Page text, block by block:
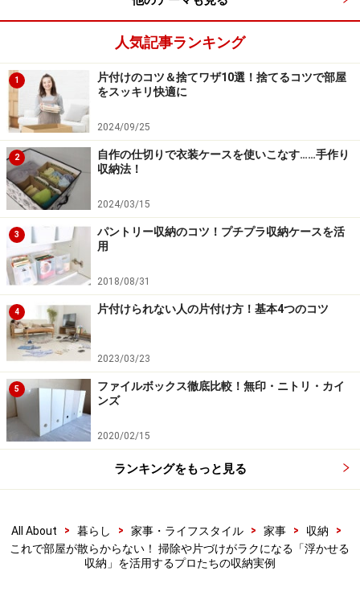
つっぱり棒2本と布で作ったテーブル下のハンモック収
納にボックスティッシュなどを入れたり、バッグハンガ
ーを利用してミニそうじセットを吊り下げておけば、テ
ーブルの上もすっきり片付くでしょう。
マグネットを活用して散乱を防ぐ
脇のスペースに余裕があれば、厚みのあるペーパータオルの
指定席に
オール100円。デスクでは充電用ケーブルやペン、テーブル
ではリモコンやスマートフォンなどの、散らばりやすい小物
を整理整頓。スプーンやフォーク、調味料にも
マグネット式のグッズを使って浮かせる収納に活用した
いのがキッチンの冷蔵庫。扉によってはマグネットがき
かない機種もあるのですが、側面なら利用できたりしま
す。冷蔵庫の脇に空いているわずかなすき間に、鍋つか
みやエプロンなどの必需品を吊り下げておきましょう。
100均のブックエンドを利用して、小物用ポケットを貼
り付けるのもいい手です。デスクやテーブルの上を拭き
たいときにいっぺんに持ち上げることができ、ペン立て
人気記事ランキング
1
片付けのコツ＆捨てワザ10選！捨てるコツで部屋
をスッキリ快適に
2024/09/25
2
自作の仕切りで衣装ケースを使いこなす……手作り
収納法！
2024/03/15
3
パントリー収納のコツ！プチプラ収納ケースを活
用
2018/08/31
4 片付けられない人の片付け方！基本4つのコツ
2023/03/23
5
ファイルボックス徹底比較！無印・ニトリ・カイ
ンズ
2020/02/15
ランキングをもっと見る
All About > 暮らし > 家事・ライフスタイル > 家事 > 収納
>
これで部屋が散らからない！ 掃除や片づけがラクになる「浮かせる
収納」を活用するプロたちの収納実例